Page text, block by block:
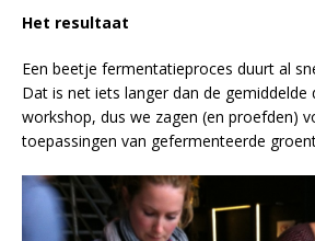
Het resultaat
Een beetje fermentatieproces duurt al
Dat is net iets langer dan de gemiddelde
workshop, dus we zagen (en proefden)
toepassingen van gefermenteerde